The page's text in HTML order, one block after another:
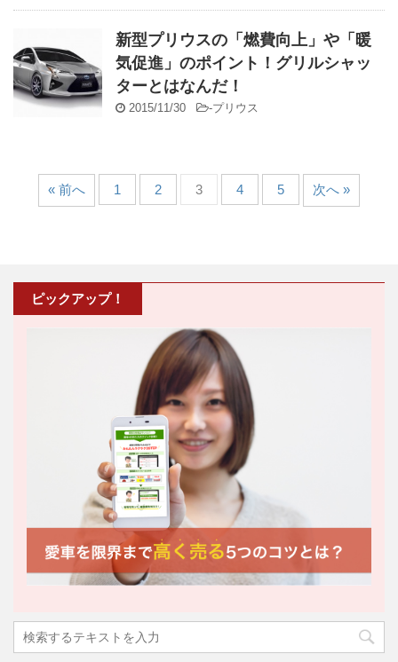
新型プリウスの「燃費向上」や「暖
気促進」のポイント！グリルシャッ
ターとはなんだ！
2015/11/30 -プリウス
« 前へ 1 2 3 4 5 次へ »
ピックアップ！